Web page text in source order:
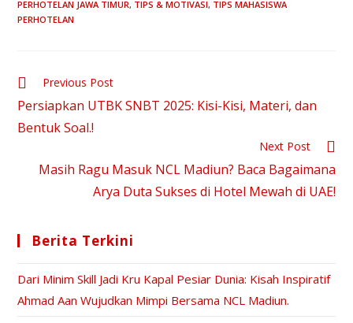
PERHOTELAN JAWA TIMUR, TIPS & MOTIVASI, TIPS MAHASISWA
PERHOTELAN
Previous Post
Persiapkan UTBK SNBT 2025: Kisi-Kisi, Materi, dan
Bentuk Soal.!
Next Post
Masih Ragu Masuk NCL Madiun? Baca Bagaimana
Arya Duta Sukses di Hotel Mewah di UAE!
Berita Terkini
Dari Minim Skill Jadi Kru Kapal Pesiar Dunia: Kisah Inspiratif
Ahmad Aan Wujudkan Mimpi Bersama NCL Madiun.